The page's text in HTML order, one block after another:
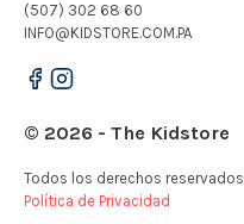
(507) 302 68 60
INFO@KIDSTORE.COM.PA
© 2026 - The Kidstore
Todos los derechos reservados
Política de Privacidad